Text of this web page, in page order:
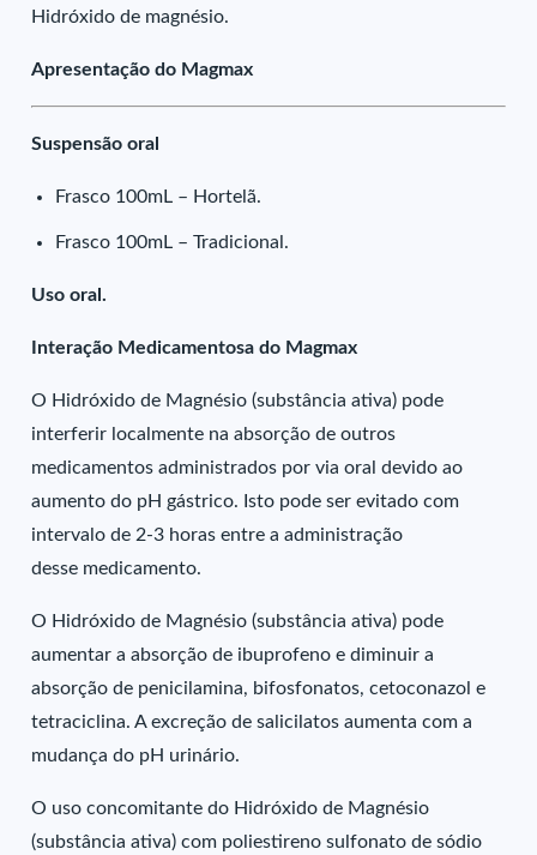
Hidróxido de magnésio.
Apresentação do Magmax
Suspensão oral
Frasco 100mL – Hortelã.
Frasco 100mL – Tradicional.
Uso oral.
Interação Medicamentosa do Magmax
O Hidróxido de Magnésio (substância ativa) pode
interferir localmente na absorção de outros
medicamentos administrados por via oral devido ao
aumento do pH gástrico. Isto pode ser evitado com
intervalo de 2-3 horas entre a administração
desse medicamento.
O Hidróxido de Magnésio (substância ativa) pode
aumentar a absorção de ibuprofeno e diminuir a
absorção de penicilamina, bifosfonatos, cetoconazol e
tetraciclina. A excreção de salicilatos aumenta com a
mudança do pH urinário.
O uso concomitante do Hidróxido de Magnésio
(substância ativa) com poliestireno sulfonato de sódio